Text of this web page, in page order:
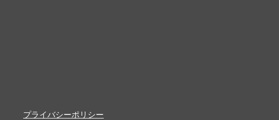
プライバシーポリシー